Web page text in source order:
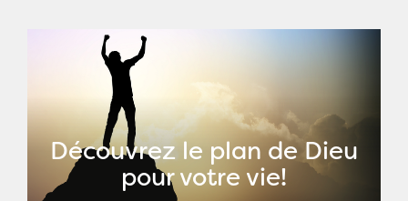
Découvrez le plan de Dieu
pour votre vie!